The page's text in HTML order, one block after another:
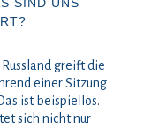
greift die
einer Sitzung
ist beispiellos.
sich nicht nur